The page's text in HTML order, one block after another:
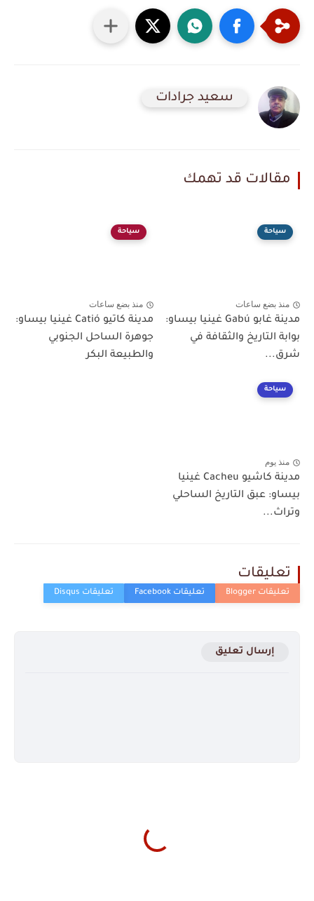
سعيد جرادات
مقالات قد تهمك
سياحة
منذ بضع ساعات
مدينة غابو Gabú غينيا بيساو:
بوابة التاريخ والثقافة في
شرق...
سياحة
منذ بضع ساعات
مدينة كاتيو Catió غينيا بيساو:
جوهرة الساحل الجنوبي
والطبيعة البكر
سياحة
منذ يوم
مدينة كاشيو Cacheu غينيا
بيساو: عبق التاريخ الساحلي
وتراث...
تعليقات
إرسال تعليق